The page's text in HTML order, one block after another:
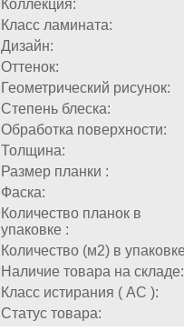
Коллекция:
Класс ламината:
Дизайн:
Оттенок:
Геометрический рисунок:
Степень блеска:
Обработка поверхности:
Толщина:
Размер планки :
Фаска:
Количество планок в
упаковке :
Количество (м2) в
Наличие товара на складе:
Класс истирания ( АС ):
Статус товара: